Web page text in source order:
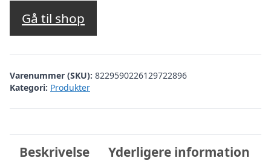
pris
var:
kr. 349,00.kr. 261,00.
Gå til shop
Varenummer (SKU): 8229590226129722896
Kategori: Produkter
Beskrivelse Yderligere information